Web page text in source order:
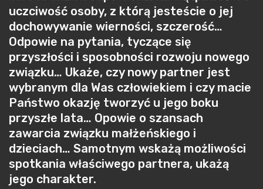
uczciwość osoby, z którą jesteście o jej
dochowywanie wierności, szczerość…
Odpowie na pytania, tyczące się
przyszłości i sposobności rozwoju nowego
związku… Ukaże, czy nowy partner jest
wybranym dla Was człowiekiem i czy macie
Państwo okazję tworzyć u jego boku
przyszłe lata… Opowie o szansach
zawarcia związku małżeńskiego i
dzieciach… Samotnym wskażą możliwości
spotkania właściwego partnera, ukażą
jego charakter.